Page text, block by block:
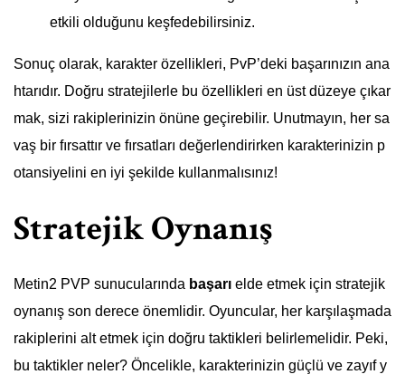
etkili olduğunu keşfedebilirsiniz.
Sonuç olarak, karakter özellikleri, PvP’deki başarınızın ana
htarıdır. Doğru stratejilerle bu özellikleri en üst düzeye çıkar
mak, sizi rakiplerinizin önüne geçirebilir. Unutmayın, her sa
vaş bir fırsattır ve fırsatları değerlendirirken karakterinizin p
otansiyelini en iyi şekilde kullanmalısınız!
Stratejik Oynanış
Metin2 PVP sunucularında başarı elde etmek için stratejik
oynanış son derece önemlidir. Oyuncular, her karşılaşmada
rakiplerini alt etmek için doğru taktikleri belirlemelidir. Peki,
bu taktikler neler? Öncelikle, karakterinizin güçlü ve zayıf y